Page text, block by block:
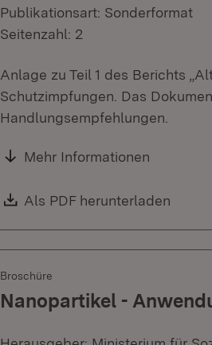
Publikationsart: Sonderformat
Seitenzahl: 2
Anlage zu Teil 1 des Berichts
Schutzimpfungen. Das
Handlungsempfehlungen.
Mehr Informationen
Download:
Als PDF herunterladen
Broschüre
Nanopartikel -